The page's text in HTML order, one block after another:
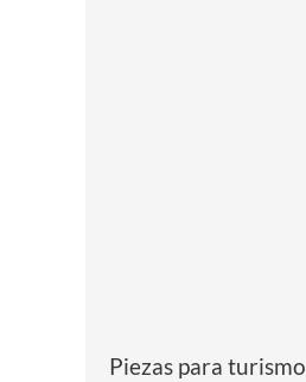
Piezas para turismo